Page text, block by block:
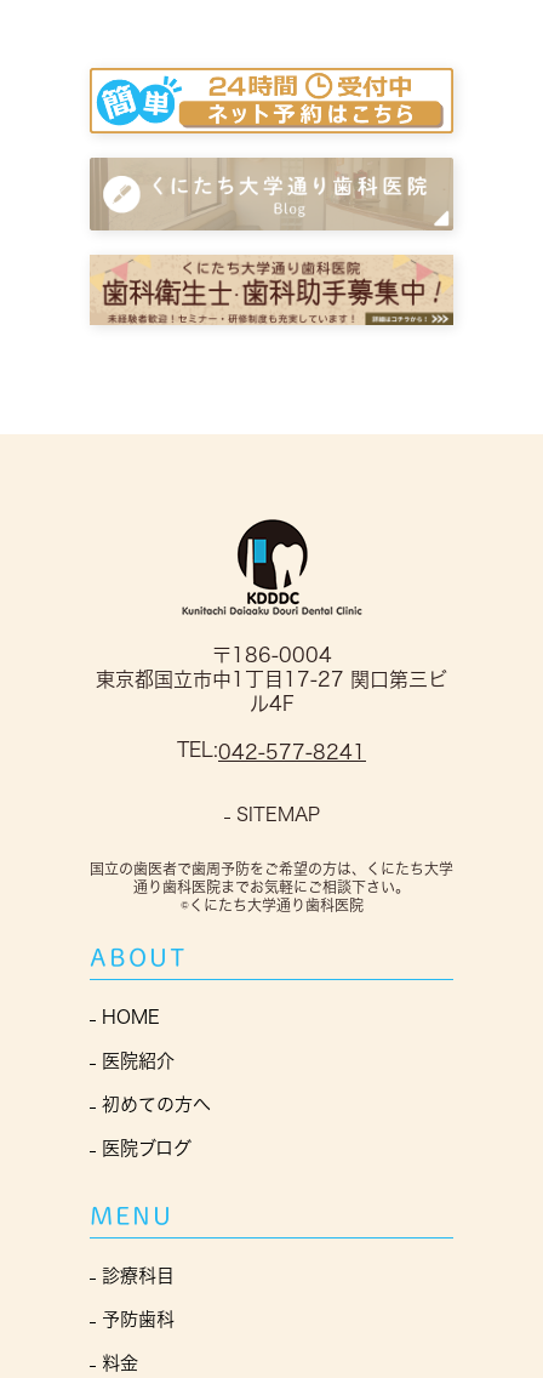
〒186-0004
東京都国立市中1丁目17-27 関口第三ビ
ル4F
TEL:042-577-8241
SITEMAP
国立の歯医者で歯周予防をご希望の方は、くにたち大学
通り歯科医院までお気軽にご相談下さい。
©くにたち大学通り歯科医院
ABOUT
HOME
医院紹介
初めての方へ
医院ブログ
MENU
診療科目
予防歯科
料金